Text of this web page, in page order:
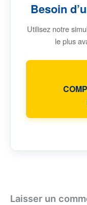
Besoin
Utilisez notre
le plus
Laisser un